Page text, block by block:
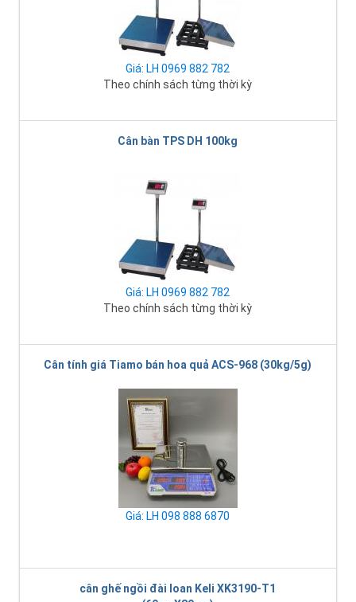
Giá: LH 0969 882 782
Theo chính sách từng thời kỳ
Cân bàn TPS DH 100kg
Giá: LH 0969 882 782
Theo chính sách từng thời kỳ
Cân tính giá Tiamo bán hoa quả ACS-968 (30kg/5g)
Giá: LH 098 888 6870
cân ghế ngồi đài loan Keli XK3190-T1